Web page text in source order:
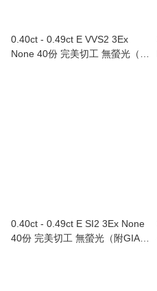
0.40ct - 0.49ct E VVS2 3Ex
None 40份 完美切工 無螢光（附
0.40ct - 0.49ct E SI2 3Ex None
40份 完美切工 無螢光（附GIA證